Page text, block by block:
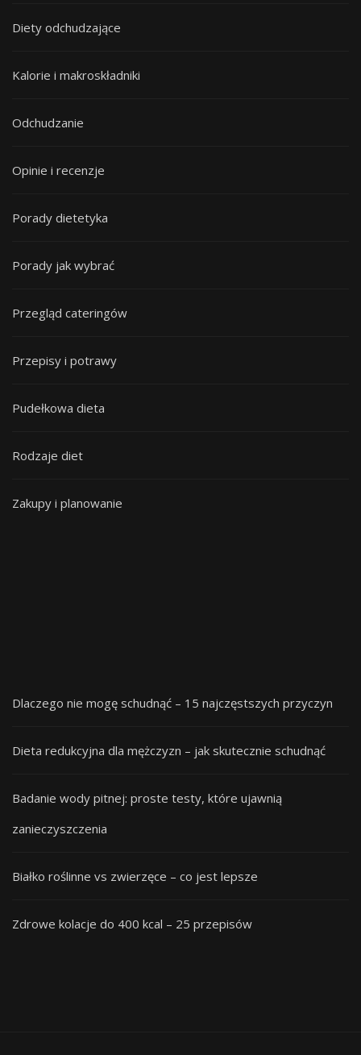
Diety odchudzające
Kalorie i makroskładniki
Odchudzanie
Opinie i recenzje
Porady dietetyka
Porady jak wybrać
Przegląd cateringów
Przepisy i potrawy
Pudełkowa dieta
Rodzaje diet
Zakupy i planowanie
Dlaczego nie mogę schudnąć – 15 najczęstszych przyczyn
Dieta redukcyjna dla mężczyzn – jak skutecznie schudnąć
Badanie wody pitnej: proste testy, które ujawnią
zanieczyszczenia
Białko roślinne vs zwierzęce – co jest lepsze
Zdrowe kolacje do 400 kcal – 25 przepisów